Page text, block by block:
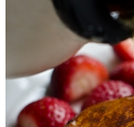
Паста